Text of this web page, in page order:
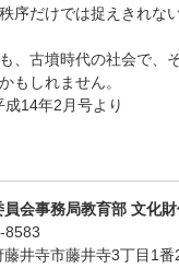
序だけでは捉えきれな
、古墳時代の社会で、
もしれません。
14年2月号より
員会事務局教育部 文化
8583
藤井寺市藤井寺3丁目1